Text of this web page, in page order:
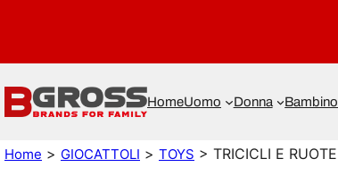
HomeUomo Donna Bambino
Home > GIOCATTOLI > TOYS > TRICICLI E RUOTE